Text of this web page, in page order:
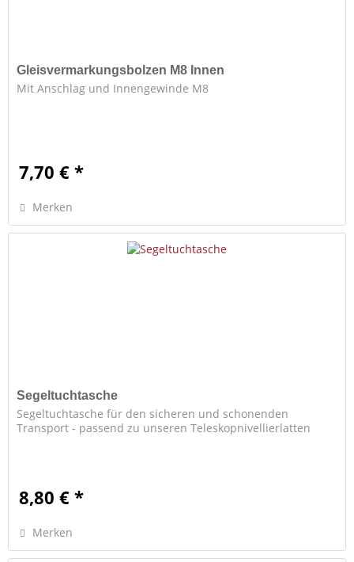
Gleisvermarkungsbolzen M8 Innen
Mit Anschlag und Innengewinde M8
7,70 € *
Merken
Segeltuchtasche
Segeltuchtasche für den sicheren und schonenden
Transport - passend zu unseren Teleskopnivellierlatten
8,80 € *
Merken